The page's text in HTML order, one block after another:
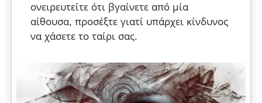
ονειρευτείτε ότι βγαίνετε από μία
αίθουσα, προσέξτε γιατί υπάρχει κίνδυνος
να χάσετε το ταίρι σας.